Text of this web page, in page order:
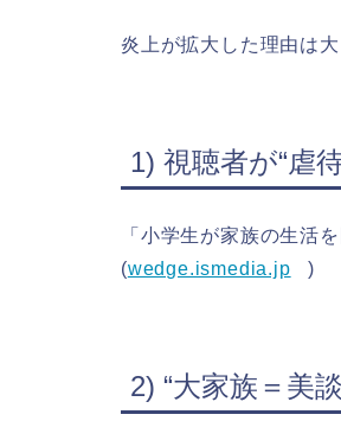
炎上が拡大した理由は大
1) 視聴者が“虐
「小学生が家族の生活
(wedge.ismedia.jp )
2) “大家族＝美